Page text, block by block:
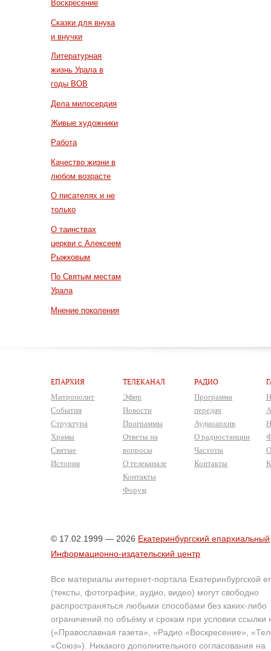
Воскресение
Сказки для внука
и внучки
Литературная
жизнь Урала в
годы ВОВ
Дела милосердия
Живые художники
Работа
Качество жизни в
любом возрасте
О писателях и не
только
О таинствах
церкви с Алексеем
Рыжковым
По Святым местам
Урала
Мнение поколения
ЕПАРХИЯ
Митрополит
События
Структура
Храмы
Святые
История
ТЕЛЕКАНАЛ
Эфир
Новости
Программы
Ответы на
вопросы
О телеканале
Контакты
Форум
РАДИО
Программа
передач
Аудиоархив
О радиостанции
Частоты
Контакты
© 17.02.1999 — 2026 Екатеринбургский епархиальный
Информационно-издательский центр
Все материалы интернет-портала Екатеринбургской
(тексты, фотографии, аудио, видео) могут свободно
распространяться любыми способами без каких-либо
ограничений по объёму и срокам при условии ссылки
(«Православная газета», «Радио «Воскресение»,
«Союз»). Никакого дополнительного согласования на